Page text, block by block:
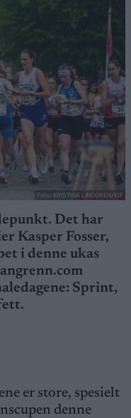
Foto: KRISTINA LINDGREN/IOF
Det har
Kasper Fosser,
i denne ukas
Sprint,
er store, spesielt
denne